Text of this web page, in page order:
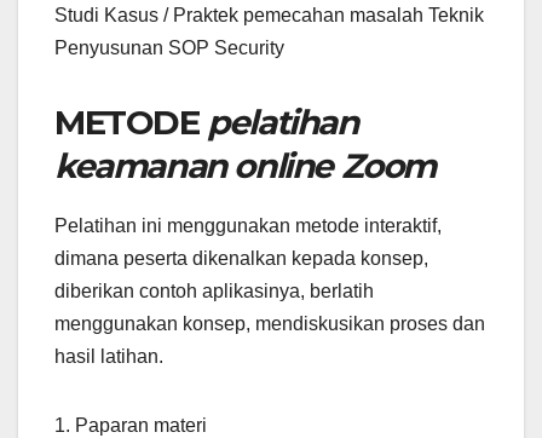
Studi Kasus / Praktek pemecahan masalah Teknik
Penyusunan SOP Security
METODE pelatihan
keamanan online Zoom
Pelatihan ini menggunakan metode interaktif,
dimana peserta dikenalkan kepada konsep,
diberikan contoh aplikasinya, berlatih
menggunakan konsep, mendiskusikan proses dan
hasil latihan.
1. Paparan materi